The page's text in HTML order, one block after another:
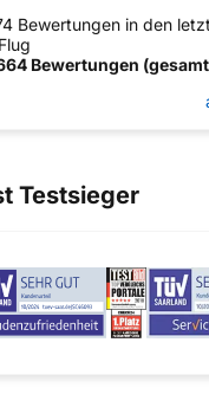
Bewertungen in den
Bewertungen
Testsieger